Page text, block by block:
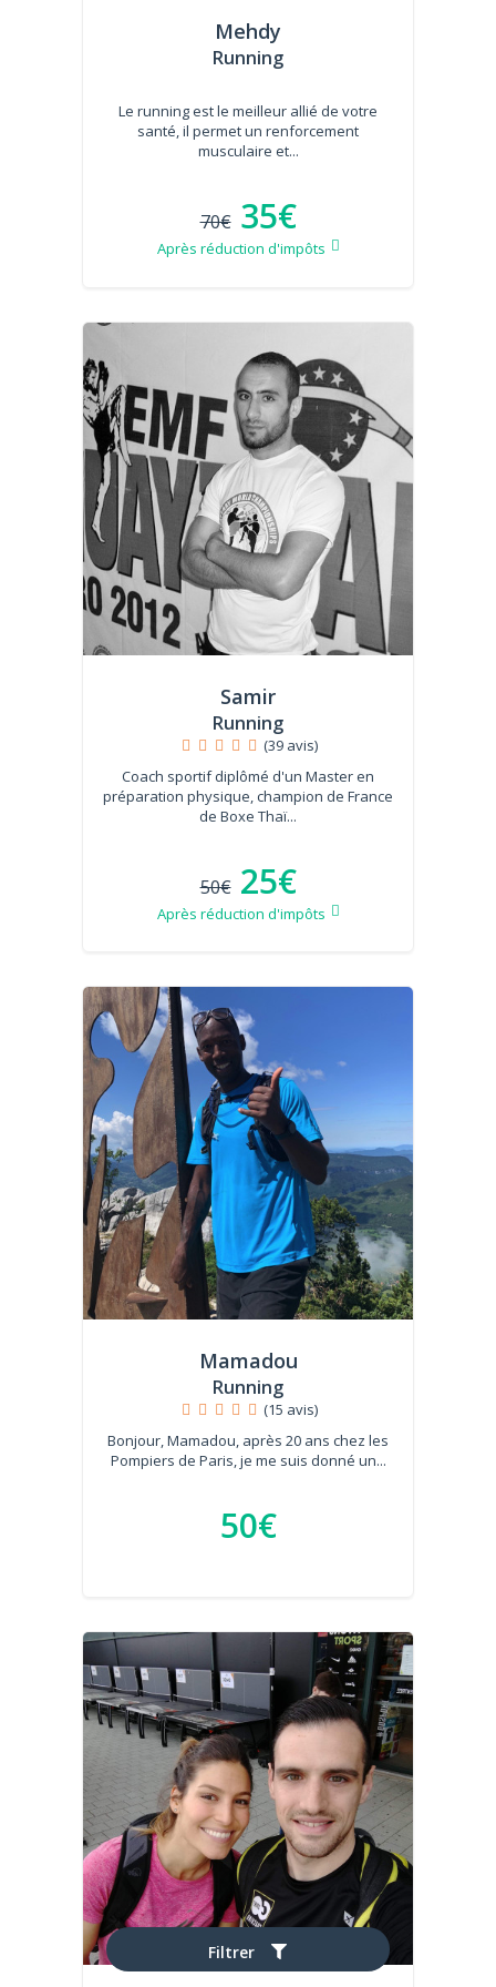
Filtrer
Mehdy
Running
Le running est le meilleur allié de votre
santé, il permet un renforcement
musculaire et...
70€ 35€
Après réduction d'impôts
Samir
Running
(39 avis)
Coach sportif diplômé d'un Master en
préparation physique, champion de France
de Boxe Thaï...
50€ 25€
Après réduction d'impôts
Mamadou
Running
(15 avis)
Bonjour, Mamadou, après 20 ans chez les
Pompiers de Paris, je me suis donné un...
50€